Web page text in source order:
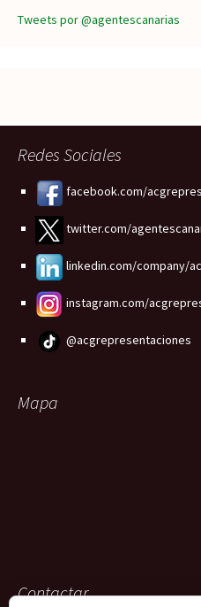
Tweets por @agentescanarias
Redes Sociales
facebook.com/
twitter.com/
linkedin.com/company/
instagram.com/
@acgrepresentaciones
Mapa
Contactar